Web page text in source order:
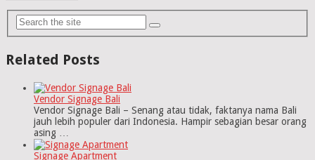
Related Posts
Vendor Signage Bali
Vendor Signage Bali – Senang atau tidak, faktanya nama Bali
jauh lebih populer dari Indonesia. Hampir sebagian besar orang
asing …
Signage Apartment